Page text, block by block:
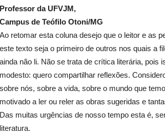
Professor da UFVJM,
Campus de Teófilo Otoni/MG
Ao retomar esta coluna desejo que o leitor e as
este texto seja o primeiro de outros nos quais a
ainda não li. Não se trata de crítica literária,
modesto: quero compartilhar reflexões.
sobre nós, sobre a vida, sobre o mundo que
motivado a ler ou reler as obras sugeridas e
Das muitas urgências de nosso tempo esta é,
literatura.